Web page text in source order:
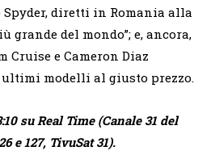
diretti in Romania alla
grande del mondo”; e, ancora,
Cruise e Cameron Diaz
modelli al giusto prezzo.
su Real Time (Canale 31 del
e 127, TivuSat 31).